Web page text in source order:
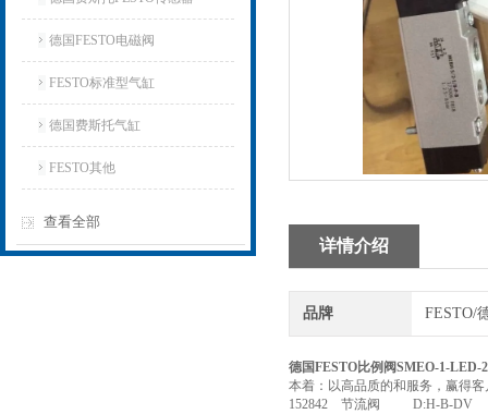
德国FESTO电磁阀
FESTO标准型气缸
德国费斯托气缸
FESTO其他
查看全部
详情介绍
品牌 FESTO/
德国FESTO比例阀SMEO-1-LED-
本着：以高品质的和服务，赢得
152842 节流阀 D:H-B-DV